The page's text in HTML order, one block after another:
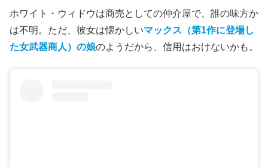
ホワイト・ウィドウは商売としての仲介屋で、誰の味方か
は不明。ただ、彼女は懐かしいマックス（第1作に登場し
た女武器商人）の娘のようだから、信用はおけないかも。